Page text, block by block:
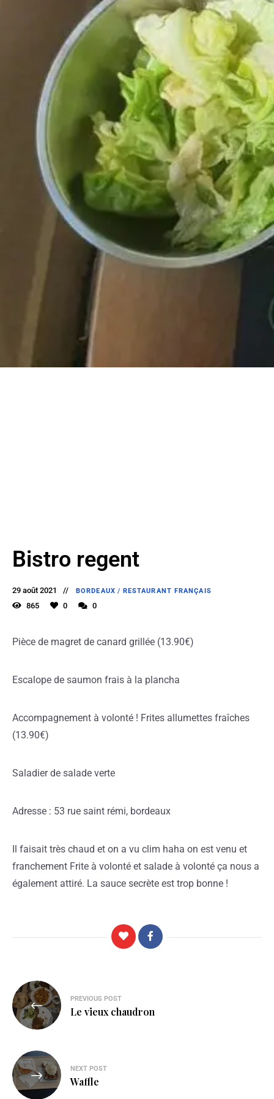
Bistro regent
29 août 2021 BORDEAUX / RESTAURANT FRANÇAIS
865 0 0
Pièce de magret de canard grillée (13.90€)
Escalope de saumon frais à la plancha
Accompagnement à volonté ! Frites allumettes fraîches
(13.90€)
Saladier de salade verte
Adresse : 53 rue saint rémi, bordeaux
Il faisait très chaud et on a vu clim haha on est venu et
franchement Frite à volonté et salade à volonté ça nous a
également attiré. La sauce secrète est trop bonne !
PREVIOUS POST
Le vieux chaudron
NEXT POST
Waffle